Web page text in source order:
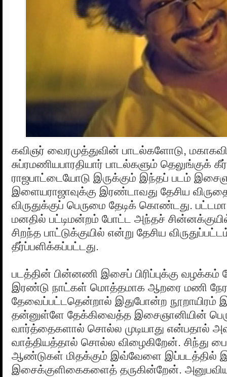
கவிஞர் வைரமுத்துவின் பாடல்களோடு, மகாகவி
சுப்ரமணியபாரதியார் பாடல்களும் தெலுங்குக்
ராஜபாட்டையோடு இருக்கும் இந்தப் படம்
இளையராஜாவுக்கு இரண்டாவது தேசிய
விருதுக்குப் பெருமை தேடிக் கொண்டது.
மனதில் பட்டிமன்றம் போட்ட அந்தச் சின்னக்குயில்
சிறந்த பாட்டுக்குயில் என்று தேசிய
தீர்ப்பளிக்கப்பட்டது.
படத்தின் பின்னணி இசைப் பிரிப்புக்கு
இரண்டு நாட்கள் மொத்தமாக ஆறரை மணி
தேவைப்பட்டதென்றால் இதுபோன்ற
தன்னுள்ளே தேக்கிவைத்த இசைஞானியின்
வார்த்தைகளால் சொல்ல முடியாது என்பதால்
வாத்தியத்தால் சொல்ல விழைகிறேன். சிந்து
ஆண்டுகள் மிதக்கும் இவ்வேளை இப்படத்தில்
இசைக்குளிகைகளைத் தருகின்றேன்.